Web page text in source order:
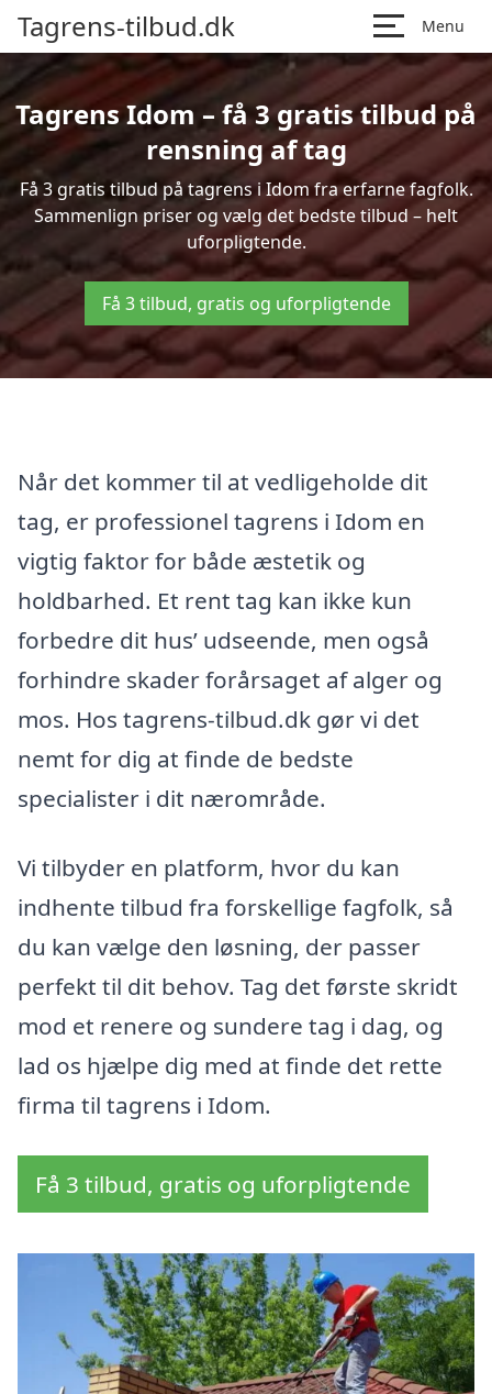
Tagrens-tilbud.dk Menu
Tagrens Idom – få 3 gratis tilbud på
rensning af tag
Få 3 gratis tilbud på tagrens i Idom fra erfarne fagfolk.
Sammenlign priser og vælg det bedste tilbud – helt
uforpligtende.
Få 3 tilbud, gratis og uforpligtende
Når det kommer til at vedligeholde dit
tag, er professionel tagrens i Idom en
vigtig faktor for både æstetik og
holdbarhed. Et rent tag kan ikke kun
forbedre dit hus’ udseende, men også
forhindre skader forårsaget af alger og
mos. Hos tagrens-tilbud.dk gør vi det
nemt for dig at finde de bedste
specialister i dit nærområde.
Vi tilbyder en platform, hvor du kan
indhente tilbud fra forskellige fagfolk, så
du kan vælge den løsning, der passer
perfekt til dit behov. Tag det første skridt
mod et renere og sundere tag i dag, og
lad os hjælpe dig med at finde det rette
firma til tagrens i Idom.
Få 3 tilbud, gratis og uforpligtende